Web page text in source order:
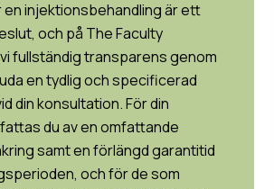
injektionsbehandling är ett
och på The Faculty
fullständig transparens genom
en tydlig och specificerad
din konsultation. För din
du av en omfattande
samt en förlängd garantitid
och för de som